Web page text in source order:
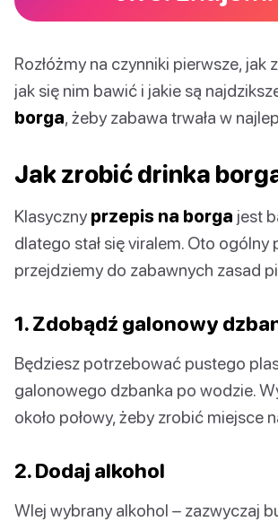
Rozłóżmy na czynniki pierwsze, jak
jak się nim bawić i jakie są
borga, żeby zabawa trwała w
Jak zrobić drinka
Klasyczny przepis na borga jest
dlatego stał się viralem. Oto ogólny
przejdziemy do zabawnych zasad
1. Zdobądź galonowy
Będziesz potrzebować pustego
galonowego dzbanka po wodzie.
około połowy, żeby zrobić miejsce
2. Dodaj alkohol
Wlej wybrany alkohol – zazwyczaj